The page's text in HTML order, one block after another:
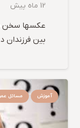
12 ماه پیش
بین
آموزش مسائل